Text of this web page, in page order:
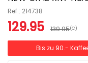
Ref.: 214738
129.95 139.95(C)
Bis zu 90.-